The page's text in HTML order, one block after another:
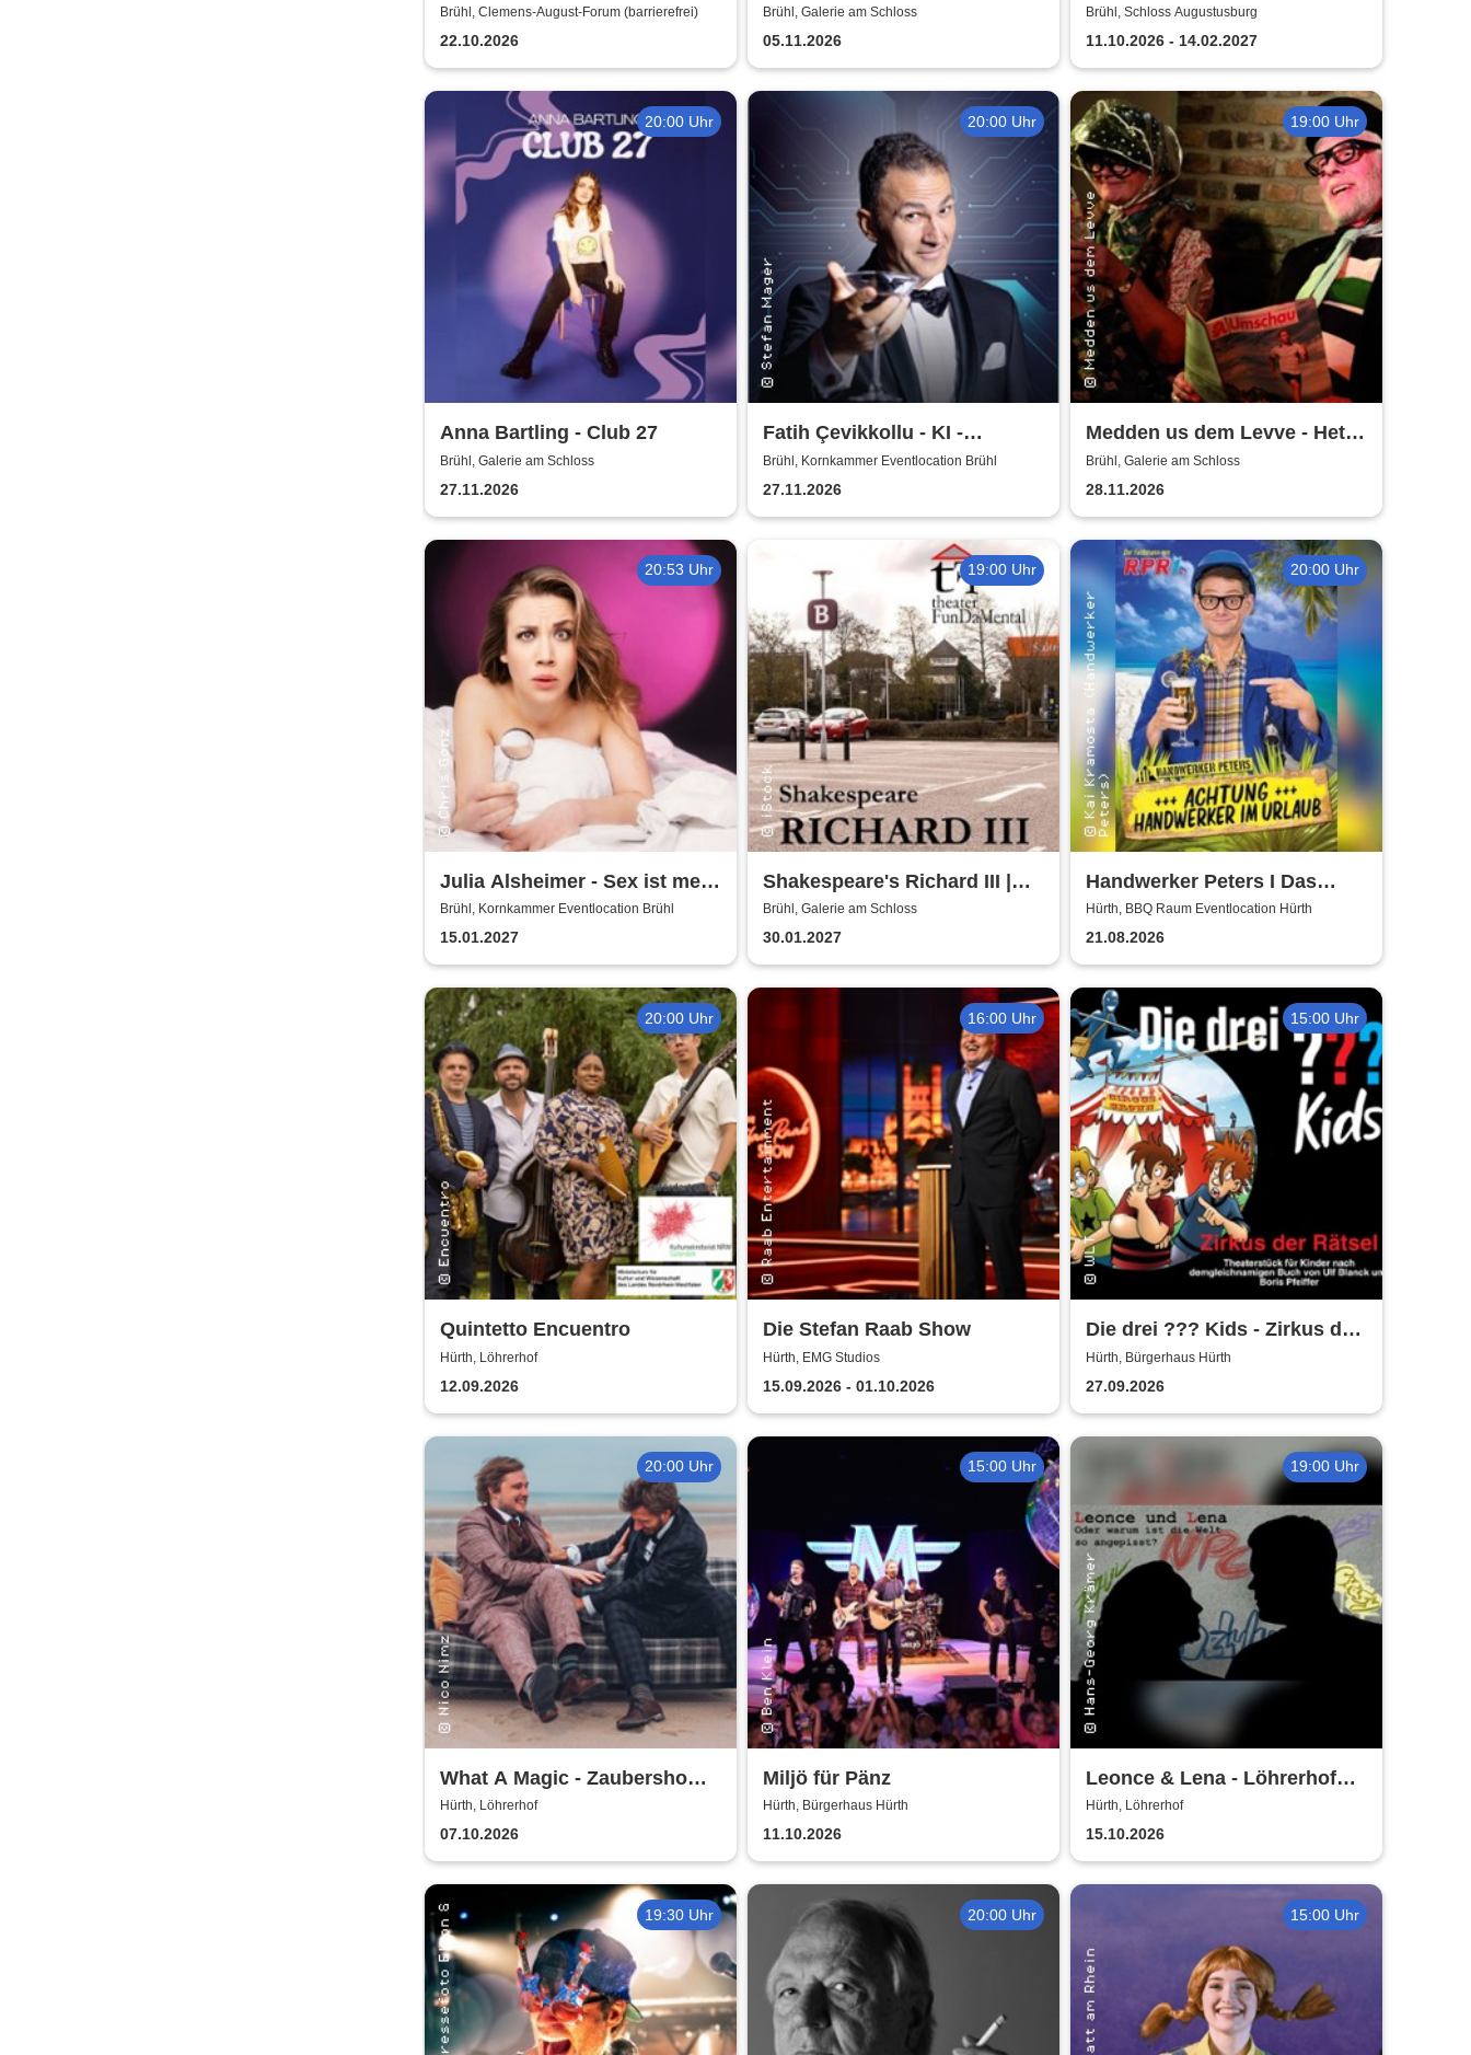
Jubiläumskonzert
Brühl, Clemens-August-Forum (barrierefrei)
22.10.2026
Brühl, Galerie am Schloss
05.11.2026
Bach um vier 2026/27
Brühl, Schloss Augustusburg
11.10.2026 - 14.02.2027
20:00 Uhr
Anna Bartling - Club 27
Brühl, Galerie am Schloss
27.11.2026
20:00 Uhr
Fatih Çevikkollu - KI -
Kritische Intelligenz
Brühl, Kornkammer Eventlocation Brühl
27.11.2026
19:00 Uhr
Medden us dem Levve - Het
jet un do jet
Brühl, Galerie am Schloss
28.11.2026
20:53 Uhr
Julia Alsheimer - Sex ist mehr
als nur 'ne Nummer
Brühl, Kornkammer Eventlocation Brühl
15.01.2027
19:00 Uhr
Shakespeare's Richard III |
Galerie am Schloss Brühl
Brühl, Galerie am Schloss
30.01.2027
20:00 Uhr
Handwerker Peters I Das
Sommer Event | Achtung -
Handwerker im UrlaubOpen
Air
Hürth, BBQ Raum Eventlocation Hürth
21.08.2026
20:00 Uhr
Quintetto Encuentro
Hürth, Löhrerhof
12.09.2026
16:00 Uhr
Die Stefan Raab Show
Hürth, EMG Studios
15.09.2026 - 01.10.2026
15:00 Uhr
Die drei ??? Kids - Zirkus der
Rätsel | Bürgerhaus Hürth
Hürth, Bürgerhaus Hürth
27.09.2026
20:00 Uhr
What A Magic - Zaubershow
mit Toby Rudolph und Nico
Nimz
Hürth, Löhrerhof
07.10.2026
15:00 Uhr
Miljö für Pänz
Hürth, Bürgerhaus Hürth
11.10.2026
19:00 Uhr
Leonce & Lena - Löhrerhof
Hürth
Hürth, Löhrerhof
15.10.2026
19:30 Uhr 20:00 Uhr 15:00 Uhr